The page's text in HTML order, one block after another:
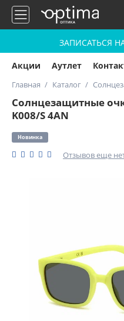
ЗАПИСАТЬСЯ
Акции Аутлет
Главная Каталог
Солнцезащитные
K008/S 4AN
Новинка
Отзывов еще